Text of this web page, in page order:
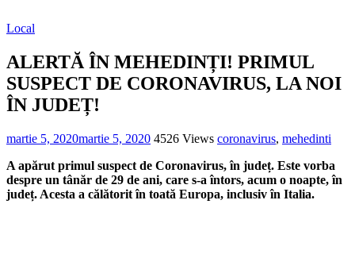
Local
ALERTĂ ÎN MEHEDINȚI! PRIMUL
SUSPECT DE CORONAVIRUS, LA NOI
ÎN JUDEȚ!
martie 5, 2020martie 5, 2020 4526 Views coronavirus, mehedinti
A apărut primul suspect de Coronavirus, în județ. Este vorba
despre un tânăr de 29 de ani, care s-a întors, acum o noapte, în
județ. Acesta a călătorit în toată Europa, inclusiv în Italia.